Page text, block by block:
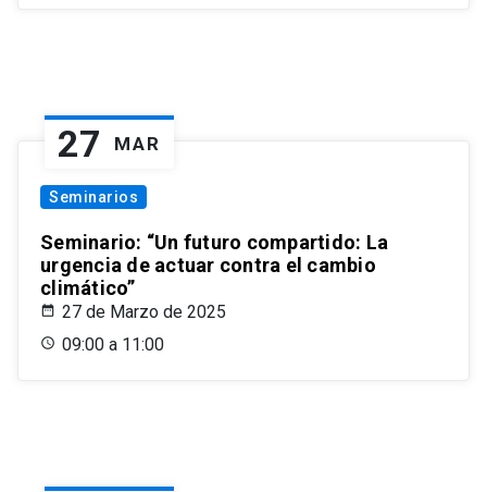
27 MAR
Seminarios
Seminario: “Un futuro compartido: La
urgencia de actuar contra el cambio
climático”
27 de Marzo de 2025
09:00 a 11:00